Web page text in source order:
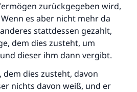
zurückgegeben wird,
es aber nicht mehr da
stattdessen gezahlt,
dem dies zusteht, um
dieser ihm dann vergibt.
dem dies zusteht, davon
nichts davon weiß, und er